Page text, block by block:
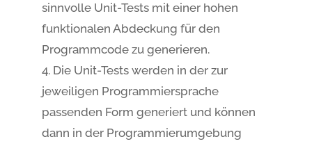
sinnvolle Unit-Tests mit einer hohen
funktionalen Abdeckung für den
Programmcode zu generieren.
Die Unit-Tests werden in der zur
jeweiligen Programmiersprache
passenden Form generiert und können
dann in der Programmierumgebung